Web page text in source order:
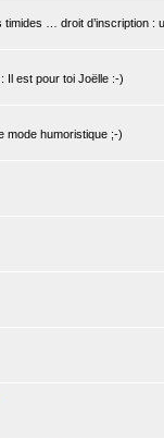
… droit d’inscription :
Il est pour toi Joëlle :-)
mode humoristique ;-)